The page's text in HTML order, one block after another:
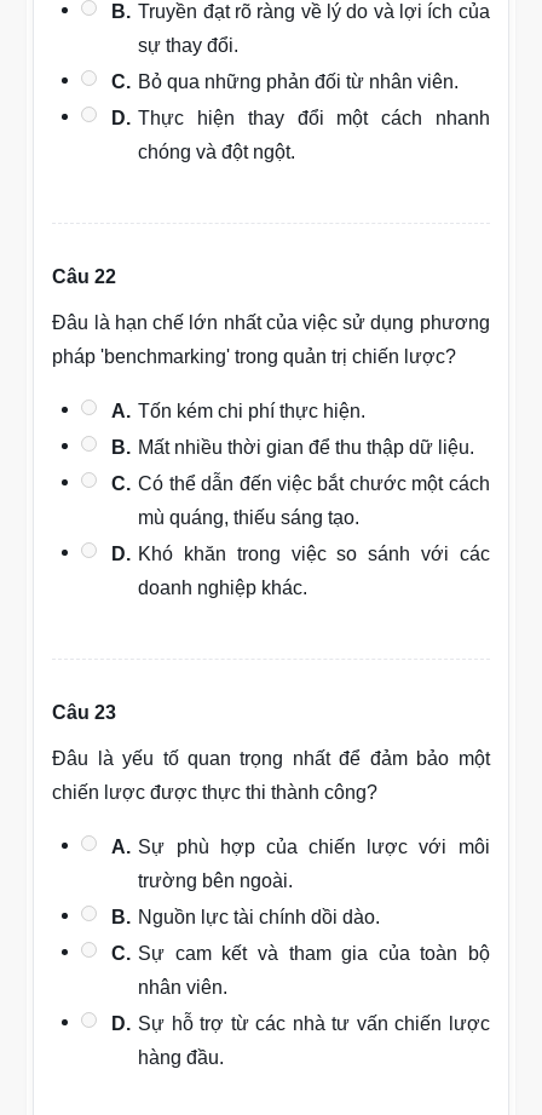
B. Truyền đạt rõ ràng về lý do và lợi ích của
sự thay đổi.
C. Bỏ qua những phản đối từ nhân viên.
D. Thực hiện thay đổi một cách nhanh
chóng và đột ngột.
Câu 22
Đâu là hạn chế lớn nhất của việc sử dụng phương
pháp 'benchmarking' trong quản trị chiến lược?
A. Tốn kém chi phí thực hiện.
B. Mất nhiều thời gian để thu thập dữ liệu.
C. Có thể dẫn đến việc bắt chước một cách
mù quáng, thiếu sáng tạo.
D. Khó khăn trong việc so sánh với các
doanh nghiệp khác.
Câu 23
Đâu là yếu tố quan trọng nhất để đảm bảo một
chiến lược được thực thi thành công?
A. Sự phù hợp của chiến lược với môi
trường bên ngoài.
B. Nguồn lực tài chính dồi dào.
C. Sự cam kết và tham gia của toàn bộ
nhân viên.
D. Sự hỗ trợ từ các nhà tư vấn chiến lược
hàng đầu.